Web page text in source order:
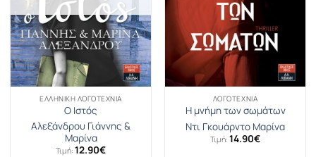
ΕΛΛΗΝΙΚΉ ΛΟΓΟΤΕΧΝΊΑ
Ο Ιστός
Αλεξάνδρου Γιάννης &
Μαρίνα
Τιμή: 12.90€
ΛΟΓΟΤΕΧΝΊΑ
Η μνήμη των σωμάτων
Ντι Γκουάρντο Μαρίνα
Τιμή: 14.90€